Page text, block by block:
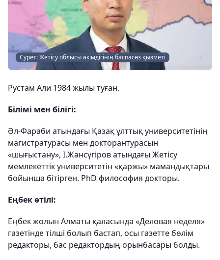
Сурет: Жетісу облысы әкімдігінің баспасөз қызметі
Рустам Али 1984 жылы туған.
Білімі мен білігі:
Әл-Фараби атындағы Қазақ ұлттық университетінің
магистратурасы мен докторантурасын
«шығыстану», І.Жансүгіров атындағы Жетісу
мемлекеттік университетін «қаржы» мамандықтары
бойынша бітірген. PhD философия докторы.
Еңбек өтілі:
Еңбек жолын Алматы қаласында «Деловая неделя»
газетінде тілші болып бастап, осы газетте бөлім
редакторы, бас редактордың орынбасары болды.